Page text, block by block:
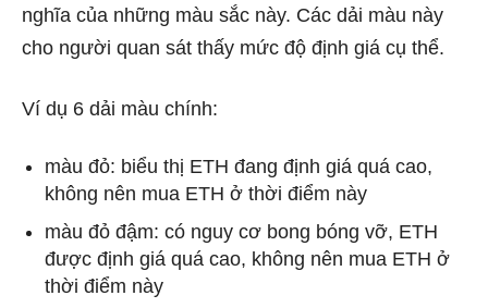
nghĩa của những màu sắc này. Các dải màu này
cho người quan sát thấy mức độ định giá cụ thể.
Ví dụ 6 dải màu chính:
màu đỏ: biểu thị ETH đang định giá quá cao,
không nên mua ETH ở thời điểm này
màu đỏ đậm: có nguy cơ bong bóng vỡ, ETH
được định giá quá cao, không nên mua ETH ở
thời điểm này